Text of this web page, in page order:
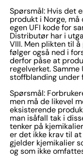
Spørsmål: Hvis det
produkt i Norge,
egen UFI kode for
Distributør har i
VIII. Men plikten til
følger også ned i
derfor påse at
regelverket. Samme
stoffblanding under
Spørsmål:
men må de likevel
eksisterende
man isåfall tak i
tenker på
er det ikke krav til
gjelder kjemikalier
og som ikke